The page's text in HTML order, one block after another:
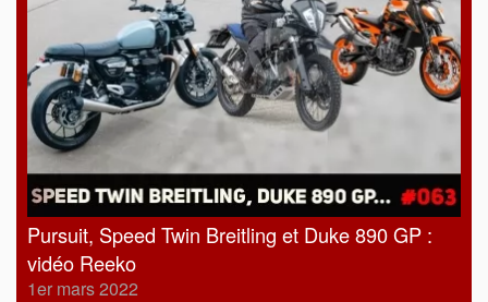
Pursuit, Speed Twin Breitling et Duke 890 GP :
vidéo Reeko
1er mars 2022